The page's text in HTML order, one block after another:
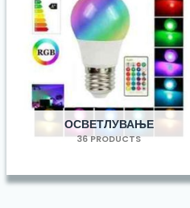
ОСВЕТЛУВАЊЕ
36 PRODUCTS